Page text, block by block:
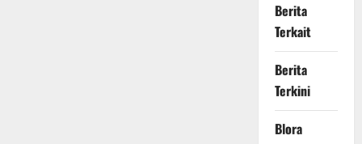
Berita
Terkait
Berita
Terkini
Blora